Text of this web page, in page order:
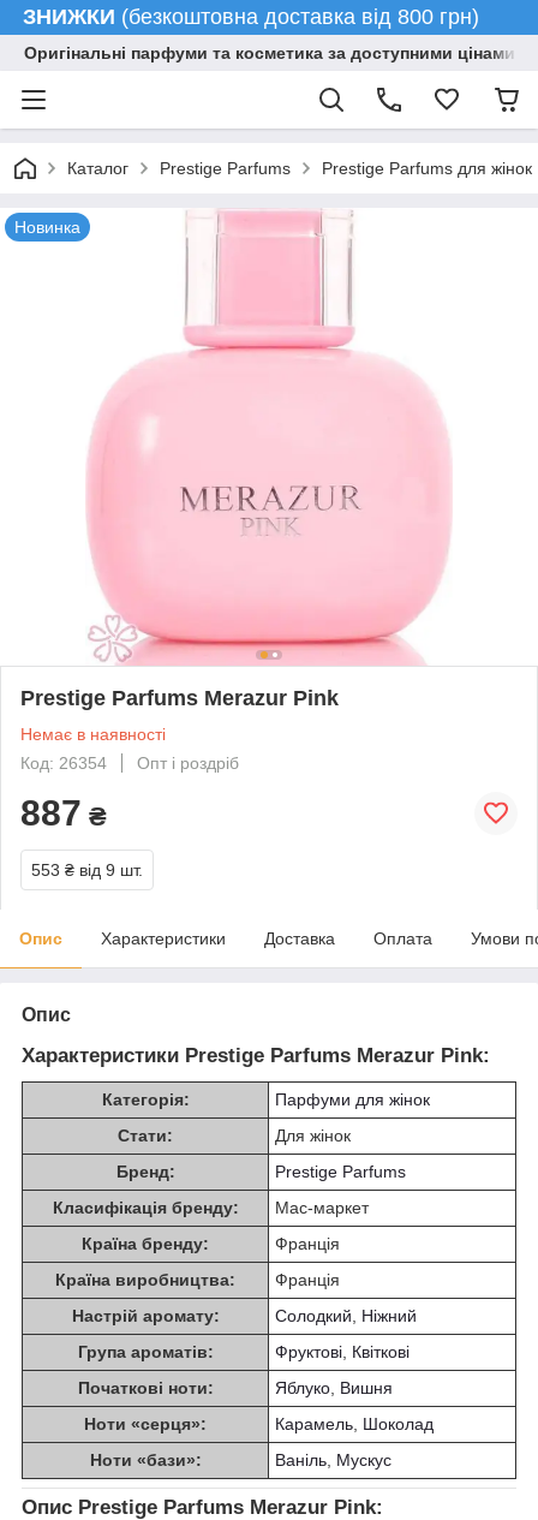
ЗНИЖКИ (безкоштовна доставка від 800 грн)
Оригінальні парфуми та косметика за доступними цінами
Каталог Prestige Parfums Prestige Parfums для жінок
Новинка
Prestige Parfums Merazur Pink
Немає в наявності
Код: 26354
Опт і роздріб
887 ₴
553 ₴ від 9 шт.
Опис Характеристики Доставка Оплата Умови
Опис
Характеристики Prestige Parfums Merazur Pink:
Категорія:
Парфуми для жінок
Стати:
Для жінок
Бренд:
Prestige Parfums
Класифікація бренду:
Мас-маркет
Країна бренду:
Франція
Країна виробництва:
Франція
Настрій аромату:
Солодкий
Ніжний
Група ароматів:
Фруктові Квіткові
Початкові ноти:
Яблуко Вишня
Ноти «серця»:
Карамель Шоколад
Ноти «бази»:
Ваніль Мускус
Опис Prestige Parfums Merazur Pink: